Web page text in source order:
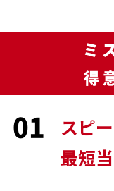
ミ
得
01
スピ
最短